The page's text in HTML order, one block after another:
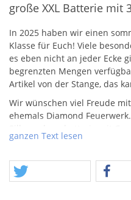
große XXL Batterie mit
In 2025 haben wir einen
Klasse für Euch! Viele
es eben nicht an jeder Ecke
begrenzten Mengen
Artikel von der Stange, das
Wir wünschen viel Freude
ehemals Diamond
Blinkern.
ganzen Text lesen